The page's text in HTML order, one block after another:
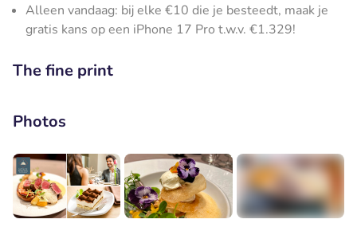
Alleen vandaag: bij elke €10 die je besteedt, maak je
gratis kans op een iPhone 17 Pro t.w.v. €1.329!
The fine print
Photos